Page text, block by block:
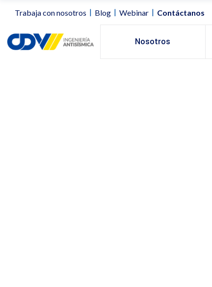
Trabaja con nosotros | Blog | Webinar | Contáctanos
Nosotros